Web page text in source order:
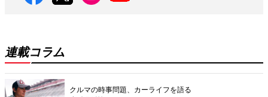
連載コラム
クルマの時事問題、カーライフを語る